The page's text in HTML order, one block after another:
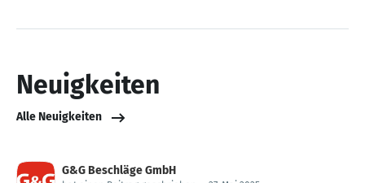
Neuigkeiten
Alle Neuigkeiten
G&G Beschläge GmbH